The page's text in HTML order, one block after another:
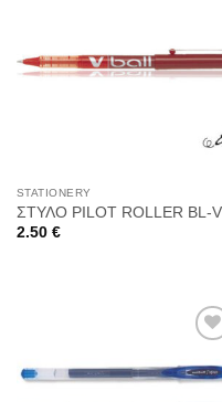
στη
Wishlist
STATIONERY
ΣΤΥΛΟ PILOT ROLLER BL-
2.50 €